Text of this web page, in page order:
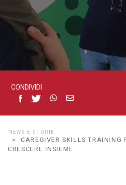
insieme
CONDIVIDI
NEWS E STORIE
> CAREGIVER SKILLS TRAINING
CRESCERE INSIEME